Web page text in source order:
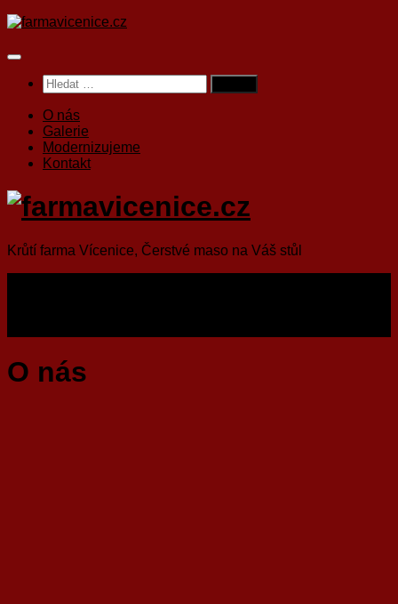
Skip
content
Vyhledávání
O nás
Galerie
Modernizujeme
Kontakt
Krůtí farma Vícenice, Čerstvé maso na Váš stůl
O nás